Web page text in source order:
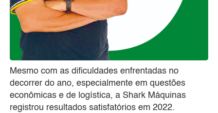
Mesmo com as dificuldades enfrentadas no
decorrer do ano, especialmente em questões
econômicas e de logística, a Shark Máquinas
registrou resultados satisfatórios em 2022.